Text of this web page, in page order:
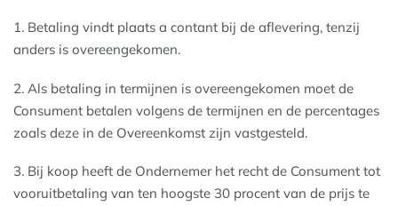
1. Betaling vindt plaats a contant bij de aflevering, tenzij
anders is overeengekomen.
2. Als betaling in termijnen is overeengekomen moet de
Consument betalen volgens de termijnen en de percentages
zoals deze in de Overeenkomst zijn vastgesteld.
3. Bij koop heeft de Ondernemer het recht de Consument tot
vooruitbetaling van ten hoogste 30 procent van de prijs te